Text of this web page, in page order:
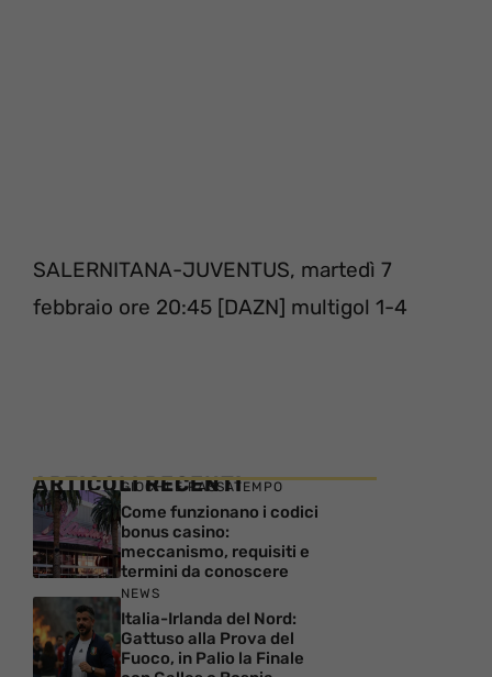
SALERNITANA-JUVENTUS, martedì 7
febbraio ore 20:45 [DAZN] multigol 1-4
ARTICOLI RECENTI
GIOCHI E PASSATEMPO
Come funzionano i codici
bonus casino:
meccanismo, requisiti e
termini da conoscere
NEWS
Italia-Irlanda del Nord:
Gattuso alla Prova del
Fuoco, in Palio la Finale